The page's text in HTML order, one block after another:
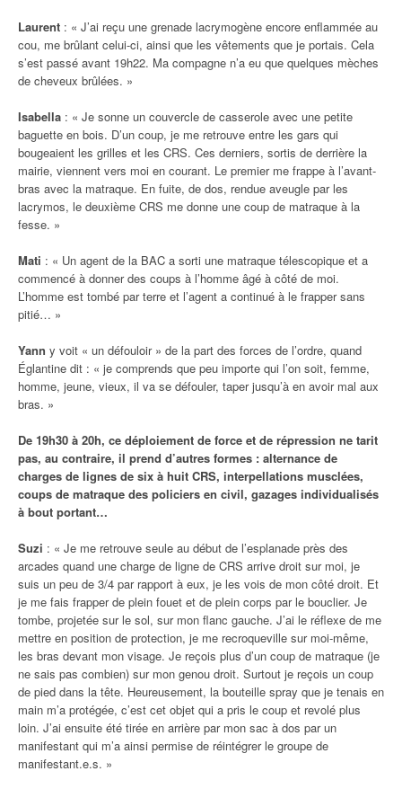
Laurent : « J’ai reçu une grenade lacrymogène encore enflammée au
cou, me brûlant celui-ci, ainsi que les vêtements que je portais. Cela
s’est passé avant 19h22. Ma compagne n’a eu que quelques mèches
de cheveux brûlées. »
Isabella : « Je sonne un couvercle de casserole avec une petite
baguette en bois. D’un coup, je me retrouve entre les gars qui
bougeaient les grilles et les CRS. Ces derniers, sortis de derrière la
mairie, viennent vers moi en courant. Le premier me frappe à l’avant-
bras avec la matraque. En fuite, de dos, rendue aveugle par les
lacrymos, le deuxième CRS me donne une coup de matraque à la
fesse. »
Mati : « Un agent de la BAC a sorti une matraque télescopique et a
commencé à donner des coups à l’homme âgé à côté de moi.
L’homme est tombé par terre et l’agent a continué à le frapper sans
pitié… »
Yann y voit « un défouloir » de la part des forces de l’ordre, quand
Églantine dit : « je comprends que peu importe qui l’on soit, femme,
homme, jeune, vieux, il va se défouler, taper jusqu’à en avoir mal aux
bras. »
De 19h30 à 20h, ce déploiement de force et de répression ne tarit
pas, au contraire, il prend d’autres formes : alternance de
charges de lignes de six à huit CRS, interpellations musclées,
coups de matraque des policiers en civil, gazages individualisés
à bout portant…
Suzi : « Je me retrouve seule au début de l’esplanade près des
arcades quand une charge de ligne de CRS arrive droit sur moi, je
suis un peu de 3/4 par rapport à eux, je les vois de mon côté droit. Et
je me fais frapper de plein fouet et de plein corps par le bouclier. Je
tombe, projetée sur le sol, sur mon flanc gauche. J’ai le réflexe de me
mettre en position de protection, je me recroqueville sur moi-même,
les bras devant mon visage. Je reçois plus d’un coup de matraque (je
ne sais pas combien) sur mon genou droit. Surtout je reçois un coup
de pied dans la tête. Heureusement, la bouteille spray que je tenais en
main m’a protégée, c’est cet objet qui a pris le coup et revolé plus
loin. J’ai ensuite été tirée en arrière par mon sac à dos par un
manifestant qui m’a ainsi permise de réintégrer le groupe de
manifestant.e.s. »